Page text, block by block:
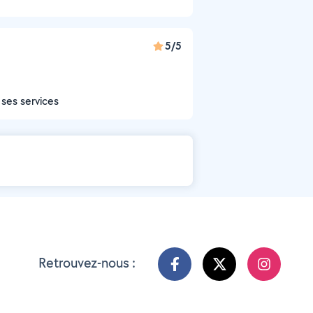
5/5
services
Retrouvez-nous :